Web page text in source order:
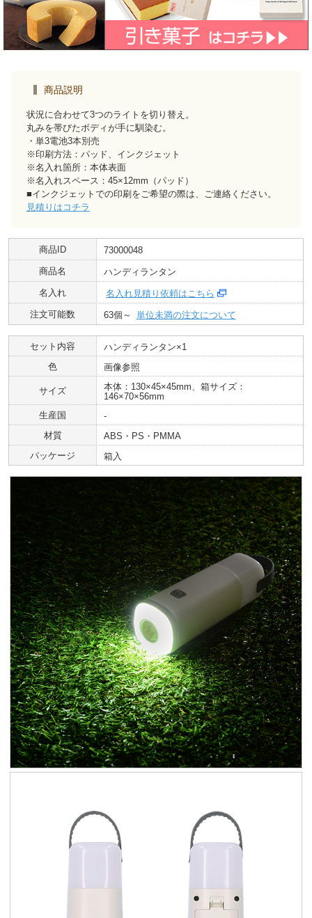
商品説明
状況に合わせて3つのライトを切り替え。
丸みを帯びたボディが手に馴染む。
・単3電池3本別売
※印刷方法：パッド、インクジェット
※名入れ箇所：本体表面
※名入れスペース：45×12mm（パッド）
■インクジェットでの印刷をご希望の際は、ご連絡ください。
見積りはコチラ
商品ID
73000048
商品名
ハンディランタン
名入れ
名入れ見積り依頼はこちら
注文可能数
63個～ 単位未満の注文について
セット内容
ハンディランタン×1
色
画像参照
サイズ
本体：130×45×45mm、箱サイズ：
146×70×56mm
生産国
‐
材質
ABS・PS・PMMA
パッケージ
箱入